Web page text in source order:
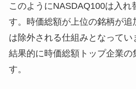
このようにNASDAQ100は入れ
す。時価総額が上位の銘柄が追
は除外される仕組みとなってい
結果的に時価総額トップ企業の
す。